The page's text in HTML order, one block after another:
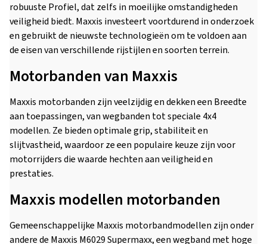
robuuste Profiel, dat zelfs in moeilijke omstandigheden
veiligheid biedt. Maxxis investeert voortdurend in onderzoek
en gebruikt de nieuwste technologieën om te voldoen aan
de eisen van verschillende rijstijlen en soorten terrein.
Motorbanden van Maxxis
Maxxis motorbanden zijn veelzijdig en dekken een Breedte
aan toepassingen, van wegbanden tot speciale 4x4
modellen. Ze bieden optimale grip, stabiliteit en
slijtvastheid, waardoor ze een populaire keuze zijn voor
motorrijders die waarde hechten aan veiligheid en
prestaties.
Maxxis modellen motorbanden
Gemeenschappelijke Maxxis motorbandmodellen zijn onder
andere de Maxxis M6029 Supermaxx, een wegband met hoge